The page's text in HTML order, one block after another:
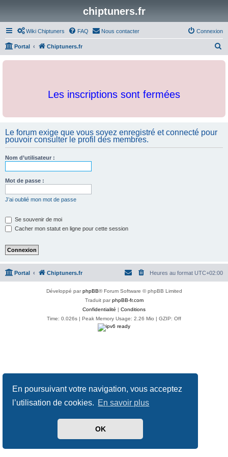
En poursuivant votre navigation, vous acceptez
l’utilisation de cookies. En savoir plus
OK
chiptuners.fr
Wiki Chiptuners FAQ Nous contacter Connexion
Portal Chiptuners.fr
c
Les inscriptions sont fermées
Le forum exige que vous soyez enregistré et connecté pour
pouvoir consulter le profil des membres.
Nom d’utilisateur :
Mot de passe :
J’ai oublié mon mot de passe
Se souvenir de moi
Cacher mon statut en ligne pour cette session
Portal Chiptuners.fr Heures au format UTC+02:00
Développé parphpBB® Forum Software © phpBB Limited
Traduit parphpBB-fr.com
Confidentialité | Conditions
Time: 0.026s | Peak Memory Usage: 2.26 Mio | GZIP: Off